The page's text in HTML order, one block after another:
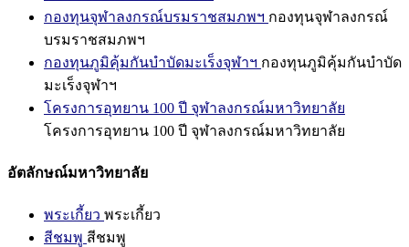
กองทุนจุฬาลงกรณ์บรมราชสมภพฯ กองทุนจุฬาลงกรณ์
บรมราชสมภพฯ
กองทุนภูมิคุ้มกันบำบัดมะเร็งจุฬาฯ กองทุนภูมิคุ้มกันบำบัด
มะเร็งจุฬาฯ
โครงการอุทยาน 100 ปี จุฬาลงกรณ์มหาวิทยาลัย
โครงการอุทยาน 100 ปี จุฬาลงกรณ์มหาวิทยาลัย
อัตลักษณ์มหาวิทยาลัย
พระเกี้ยว พระเกี้ยว
สีชมพู สีชมพู